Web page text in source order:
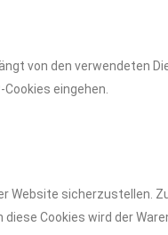
von den
eingehen.
Website sicherzustellen.
Cookies wird der